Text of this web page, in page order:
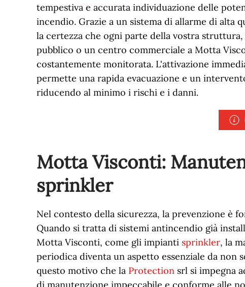
tempestiva e accurata individuazione delle
incendio. Grazie a un sistema di allarme di alta
la certezza che ogni parte della vostra struttura,
pubblico o un centro commerciale a Motta
costantemente monitorata. L'attivazione
permette una rapida evacuazione e un
riducendo al minimo i rischi e i danni.
Motta Visconti:
sprinkler
Nel contesto della sicurezza, la prevenzione è
Quando si tratta di sistemi antincendio già
Motta Visconti, come gli impianti sprinkler, la
periodica diventa un aspetto essenziale da non
questo motivo che la Protection srl si impegna
di manutenzione impeccabile e conforme alle